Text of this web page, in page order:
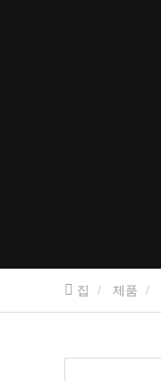
집 제품